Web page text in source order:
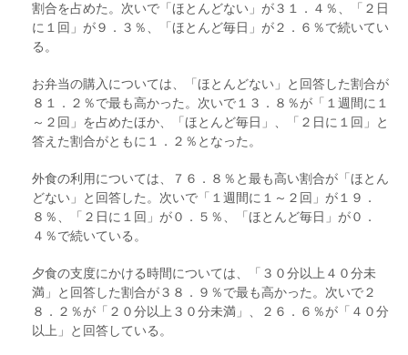
割合を占めた。次いで「ほとんどない」が３１．４％、「２日
に１回」が９．３％、「ほとんど毎日」が２．６％で続いてい
る。
お弁当の購入については、「ほとんどない」と回答した割合が
８１．２％で最も高かった。次いで１３．８％が「１週間に１
～２回」を占めたほか、「ほとんど毎日」、「２日に１回」と
答えた割合がともに１．２％となった。
外食の利用については、７６．８％と最も高い割合が「ほとん
どない」と回答した。次いで「１週間に１～２回」が１９．
８％、「２日に１回」が０．５％、「ほとんど毎日」が０．
４％で続いている。
夕食の支度にかける時間については、「３０分以上４０分未
満」と回答した割合が３８．９％で最も高かった。次いで２
８．２％が「２０分以上３０分未満」、２６．６％が「４０分
以上」と回答している。